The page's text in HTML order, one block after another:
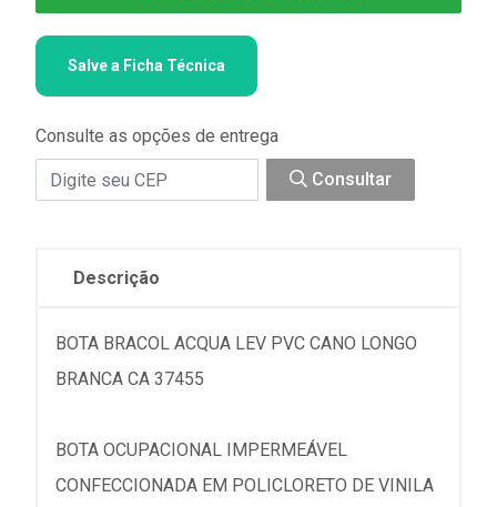
Salve a Ficha Técnica
Consulte as opções de entrega
Consultar
Descrição
BOTA BRACOL ACQUA LEV PVC CANO LONGO
BRANCA CA 37455
BOTA OCUPACIONAL IMPERMEÁVEL
CONFECCIONADA EM POLICLORETO DE VINILA